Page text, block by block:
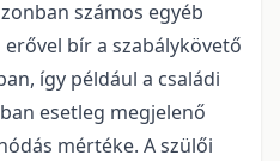
számos egyéb
bír a szabálykövető
így például a családi
esetleg megjelenő
mértéke. A szülői